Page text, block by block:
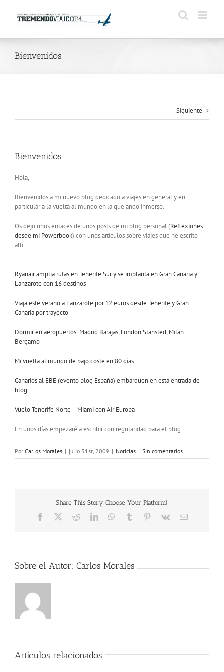
contenido
Bienvenidos
Siguiente
Bienvenidos
Hola,
Bienvenidos a mi nuevo blog dedicado a viajes en general y en
particular a la vuelta al mundo en la que ando inmerso.
Os dejo unos enlaces de unos posts de mi blog personal (Reflexiones
desde mi Powerbook) con unos artículos sobre viajes que he escrito
allí:
Ryanair amplia rutas en Tenerife Sur y se implanta en Gran Canaria y
Lanzarote con 16 destinos
Viaja este verano a Lanzarote por 12 euros desde Tenerife y Gran
Canaria por trayecto
Dormir en aeropuertos: Madrid Barajas, London Stansted, Milan
Bergamo
Mi vuelta al mundo de bajo coste en 80 días
Canarios al EBE (evento blog España) embarquen en esta entrada de
blog
Vuelo Tenerife Norte – Miami con Air Europa
En unos días empezaré a escribir con regularidad para el blog
Por Carlos Morales | julio 31st, 2009 | Noticias | Sin comentarios
Share This Story, Choose Your Platform!
Facebook RedditLinkedInWhatsApp
Tumblr Pinterest
Vk
Correo
Sobre el Autor: Carlos Morales
Artículos relacionados